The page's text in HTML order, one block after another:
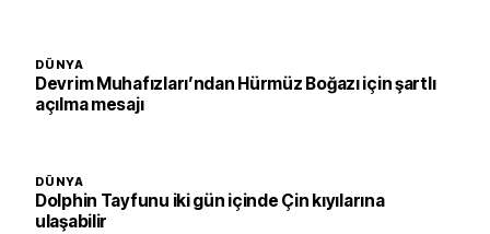
DÜNYA
Devrim Muhafızları’ndan Hürmüz Boğazı için şartlı
açılma mesajı
DÜNYA
Dolphin Tayfunu iki gün içinde Çin kıyılarına
ulaşabilir